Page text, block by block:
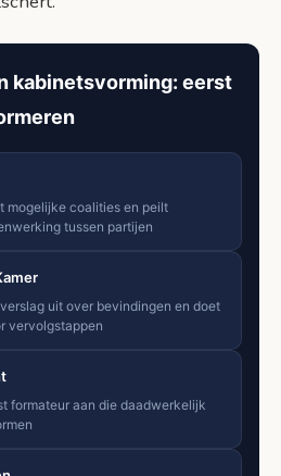
kabinetsvorming: eerst
mogelijke coalities en peilt
tussen partijen
uit over bevindingen en doet
vervolgstappen
formateur aan die daadwerkelijk